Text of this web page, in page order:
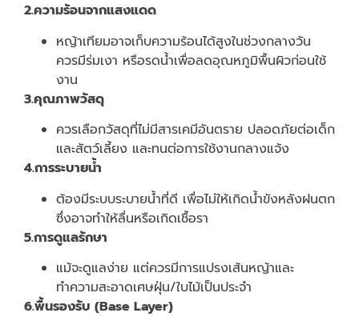
2.ความร้อนจากแสงแดด
หญ้าเทียมอาจเก็บความร้อนได้สูงในช่วงกลางวัน
ควรมีร่มเงา หรือรดน้ำเพื่อลดอุณหภูมิพื้นผิวก่อนใช้
งาน
3.คุณภาพวัสดุ
ควรเลือกวัสดุที่ไม่มีสารเคมีอันตราย ปลอดภัยต่อเด็ก
และสัตว์เลี้ยง และทนต่อการใช้งานกลางแจ้ง
4.การระบายน้ำ
ต้องมีระบบระบายน้ำที่ดี เพื่อไม่ให้เกิดน้ำขังหลังฝนตก
ซึ่งอาจทำให้ลื่นหรือเกิดเชื้อรา
5.การดูแลรักษา
แม้จะดูแลง่าย แต่ควรมีการแปรงเส้นหญ้าและ
ทำความสะอาดเศษฝุ่น/ใบไม้เป็นประจำ
6.พื้นรองรับ (Base Layer)